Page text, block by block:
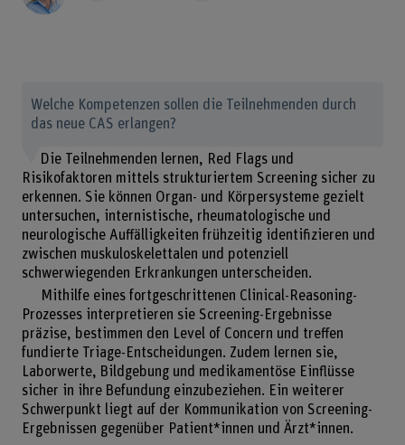
Welche Kompetenzen sollen die Teilnehmenden durch
das neue CAS erlangen?
Die Teilnehmenden lernen, Red Flags und
Risikofaktoren mittels strukturiertem Screening sicher zu
erkennen. Sie können Organ- und Körpersysteme gezielt
untersuchen, internistische, rheumatologische und
neurologische Auffälligkeiten frühzeitig identifizieren und
zwischen muskuloskelettalen und potenziell
schwerwiegenden Erkrankungen unterscheiden.
Mithilfe eines fortgeschrittenen Clinical-Reasoning-
Prozesses interpretieren sie Screening-Ergebnisse
präzise, bestimmen den Level of Concern und treffen
fundierte Triage-Entscheidungen. Zudem lernen sie,
Laborwerte, Bildgebung und medikamentöse Einflüsse
sicher in ihre Befundung einzubeziehen. Ein weiterer
Schwerpunkt liegt auf der Kommunikation von Screening-
Ergebnissen gegenüber Patient*innen und Ärzt*innen.